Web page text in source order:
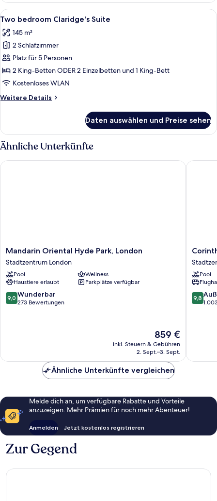
Mayfair
Suite
Alle
Fotos
für
Two
bedroom
Claridge's
Suite
Ein Hotelzimmer mit einem großen
4
Two bedroom Claridge's Suite
145 m²
2 Schlafzimmer
Platz für 5 Personen
2 King-Betten ODER 2 Einzelbetten und 1 King-Bett
Kostenloses WLAN
Weitere Details
Weitere
bedroom
Claridge's
Suite
Daten auswählen und Preise sehen
Ähnliche Unterkünfte
Mandarin
Oriental
Hyde
Park,
London
Stadtzentrum
London
Mandarin Oriental Hyde Park, London
Stadtzentrum London
Pool
Wellness
Haustiere erlaubt
Parkplätze verfügbar
9.0
von
9,0 Wunderbar
273 Bewertungen
Der
Preis
beträgt
859 €
inkl. Steuern & Gebühren
2. Sept.–3. Sept.
Mandarin Oriental Hyde Park, London
London
London
Pool
9.8
von
9,8
Ähnliche Unterkünfte vergleichen
Melde dich an, um verfügbare Rabatte und Vorteile
anzuzeigen. Mehr Prämien für noch mehr Abenteuer!
Anmelden Jetzt kostenlos registrieren
Zur Gegend